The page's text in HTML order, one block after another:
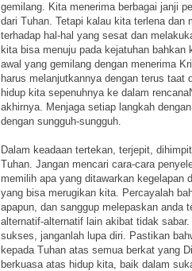
gemilang. Kita menerima berbagai janji
dari Tuhan. Tetapi kalau kita terlena dan
terhadap hal-hal yang sesat dan
kita bisa menuju pada kejatuhan
awal yang gemilang dengan menerima
harus melanjutkannya dengan terus
hidup kita sepenuhnya ke dalam
akhirnya. Menjaga setiap langkah
dengan sungguh-sungguh.
Dalam keadaan tertekan, terjepit,
Tuhan. Jangan mencari cara-cara
memilih apa yang ditawarkan kegelapan
yang bisa merugikan kita. Percayalah
apapun, dan sanggup melepaskan anda
alternatif-alternatif lain akibat tidak
sukses, janganlah lupa diri. Pastikan
kepada Tuhan atas semua berkat yang
berkuasa atas hidup kita, baik dalam